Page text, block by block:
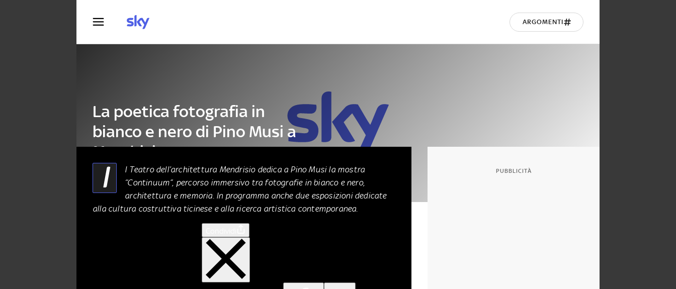
ARGOMENTI
La poetica fotografia in
bianco e nero di Pino Musi a
Mendrisio
FOTOGRAFIA 12 Maggio 2026
I
l Teatro dell’architettura Mendrisio dedica a Pino Musi la mostra
“Continuum”, percorso immersivo tra fotografie in bianco e nero,
architettura e memoria. In programma anche due esposizioni dedicate
alla cultura costruttiva ticinese e alla ricerca artistica contemporanea.
PUBBLICITÀ